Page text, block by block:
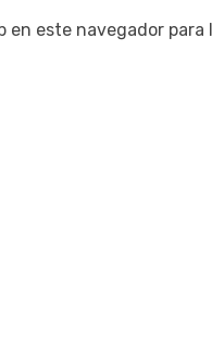
este navegador